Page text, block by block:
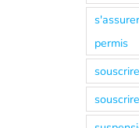
permis